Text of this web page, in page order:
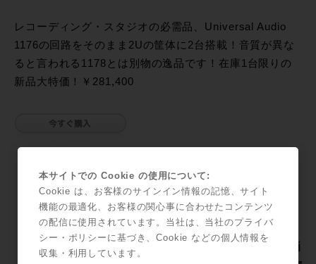
レコーディング・スタジオの必需品、Universal Audio
1176の回路をそのまま2Uの筐体に2台搭載！音質が異な
ると言われる1178とは別物の逸品です！在庫1台限りの
新品大特価！￥281,400
本サイトでの Cookie の使用について:
Cookie は、お客様のサインイン情報の記憶、サイト
機能の最適化、お客様の関心事に合わせたコンテンツ
の配信に使用されています。当社は、当社のプライバ
シー・ポリシーに基づき、Cookie などの個人情報を
収集・利用しています。